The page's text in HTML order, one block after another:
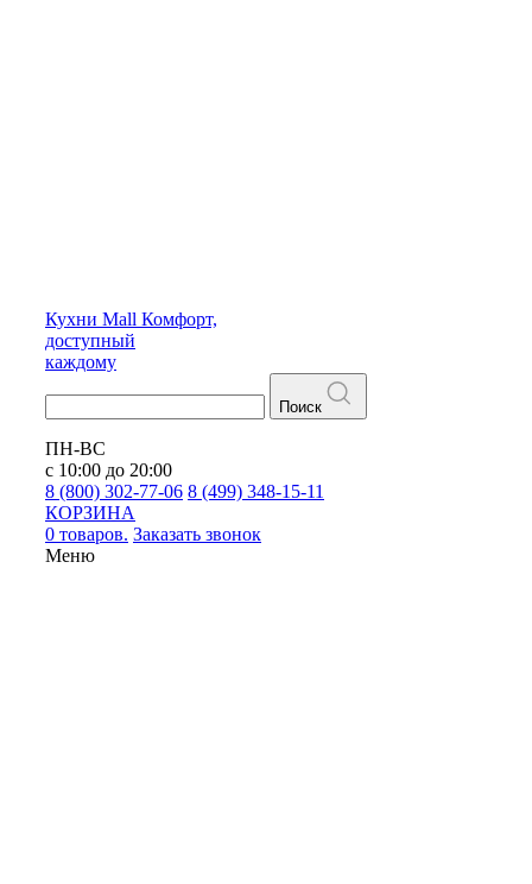
Кухни Mall Комфорт,
доступный
каждому
Поиск
ПН-ВС
с 10:00 до 20:00
8 (800) 302-77-06 8 (499) 348-15-11
КОРЗИНА
0 товаров. Заказать звонок
Меню